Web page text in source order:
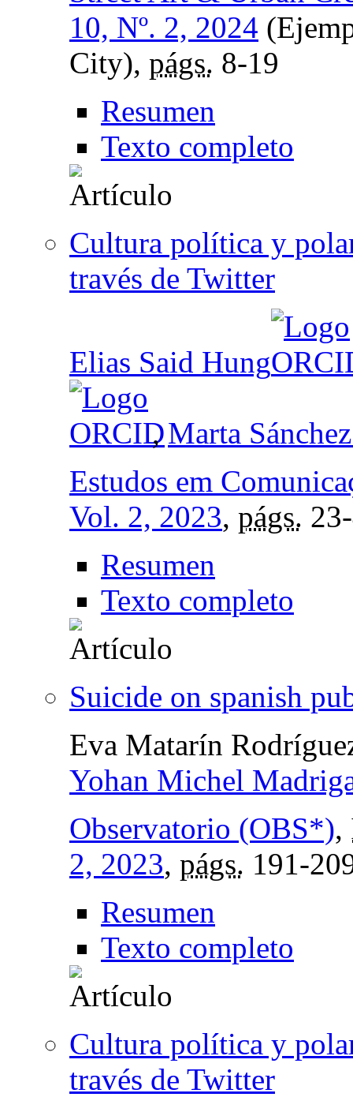
10, Nº. 2, 2024
City), págs. 8-19
Resumen
Texto completo
Cultura política y
través de Twitter
Elias Said Hung
,Marta
Estudos em
Vol. 2, 2023, págs.
Resumen
Texto completo
Suicide on spanish
Eva Matarín
Yohan Michel
Observatorio (OBS*),
2, 2023, págs. 191-
Resumen
Texto completo
Cultura política y
través de Twitter